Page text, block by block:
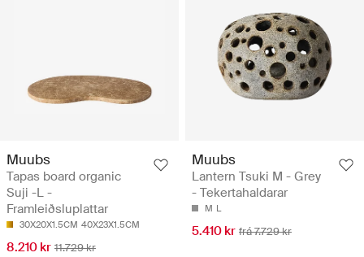
Muubs
Tapas board organic
Suji -L -
Framleiðsluplattar
30X20X1.5CM 40X23X1.5CM
8.210 kr 11.729 kr
Muubs
Lantern Tsuki M - Grey
- Tekertahaldarar
M L
5.410 kr frá 7.729 kr